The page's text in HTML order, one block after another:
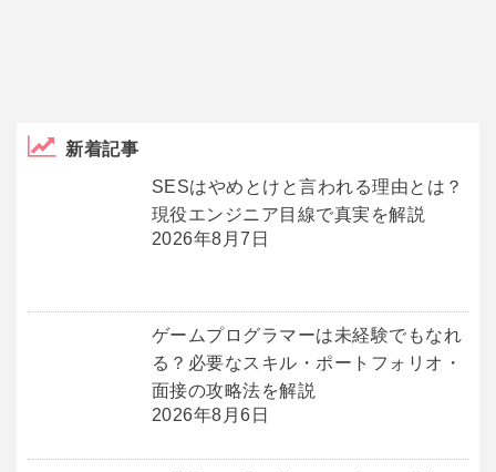
新着記事
SESはやめとけと言われる理由とは？
現役エンジニア目線で真実を解説
2026年8月7日
ゲームプログラマーは未経験でもなれ
る？必要なスキル・ポートフォリオ・
面接の攻略法を解説
2026年8月6日